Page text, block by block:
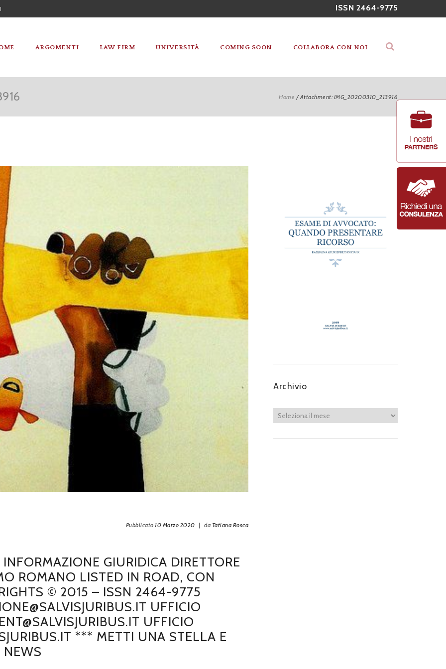
ISSN 2464-9775
ARGOMENTI LAW FIRM UNIVERSITÀ COMING SOON COLLABORA CON NOI
Home /Attachment: IMG_20200310_213916
Pubblicato 10 Marzo 2020 | da Tatiana Rosca
GIURIDICA DIRETTORE
ROMANO LISTED IN ROAD, CON
© 2015 – ISSN 2464-9775
UFFICIO
UFFICIO
*** METTI UNA STELLA E
NEWS
Archivio